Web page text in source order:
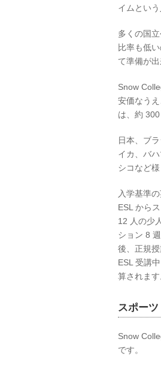
イムとい
多くの国
比率も低
て準備が出
Snow
安価なう
は、約 300
日本、ブ
イカ、バ
シコなど
入学基準
ESL から
12 人の少
ション 8
後、正規
ESL 受講
算されます
スポーツ
Snow
です。